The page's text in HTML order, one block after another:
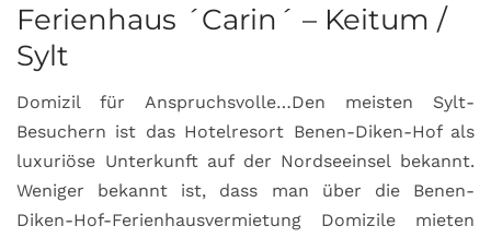
Ferienhaus ´Carin´ – Keitum /
Sylt
Domizil für Anspruchsvolle…Den meisten Sylt-
Besuchern ist das Hotelresort Benen-Diken-Hof als
luxuriöse Unterkunft auf der Nordseeinsel bekannt.
Weniger bekannt ist, dass man über die Benen-
Diken-Hof-Ferienhausvermietung Domizile mieten